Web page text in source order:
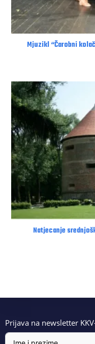
Mjuzikl “Čarobni
Natjecanje
Prijava na newsletter